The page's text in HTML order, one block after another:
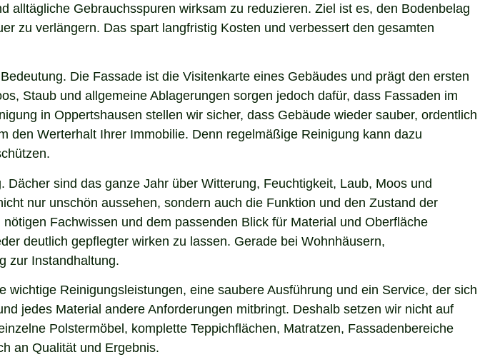
Gebrauchsspuren wirksam zu reduzieren. Ziel ist es, den Bodenbelag
zu verlängern. Das spart langfristig Kosten und verbessert den gesamten
Die Fassade ist die Visitenkarte eines Gebäudes und prägt den ersten
Staub und allgemeine Ablagerungen sorgen jedoch dafür, dass Fassaden im
in Oppertshausen stellen wir sicher, dass Gebäude wieder sauber, ordentlich
den Werterhalt Ihrer Immobilie. Denn regelmäßige Reinigung kann dazu
sind das ganze Jahr über Witterung, Feuchtigkeit, Laub, Moos und
nur unschön aussehen, sondern auch die Funktion und den Zustand der
Fachwissen und dem passenden Blick für Material und Oberfläche
deutlich gepflegter wirken zu lassen. Gerade bei Wohnhäusern,
zur Instandhaltung.
Reinigungsleistungen, eine saubere Ausführung und ein Service, der sich
jedes Material andere Anforderungen mitbringt. Deshalb setzen wir nicht auf
Polstermöbel, komplette Teppichflächen, Matratzen, Fassadenbereiche
an Qualität und Ergebnis.